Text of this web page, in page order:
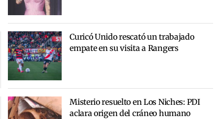
Curicó Unido rescató un trabajado
empate en su visita a Rangers
Misterio resuelto en Los Niches: PDI
aclara origen del cráneo humano